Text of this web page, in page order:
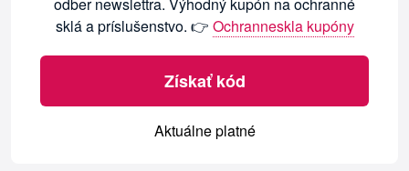
sklá a príslušenstvo. 👉 Ochranneskla kupóny
Získať kód
Aktuálne platné